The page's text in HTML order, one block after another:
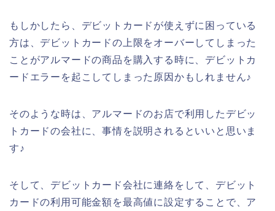
もしかしたら、デビットカードが使えずに困っている
方は、デビットカードの上限をオーバーしてしまった
ことがアルマードの商品を購入する時に、デビットカ
ードエラーを起こしてしまった原因かもしれません♪
そのような時は、アルマードのお店で利用したデビッ
トカードの会社に、事情を説明されるといいと思いま
す♪
そして、デビットカード会社に連絡をして、デビット
カードの利用可能金額を最高値に設定することで、ア